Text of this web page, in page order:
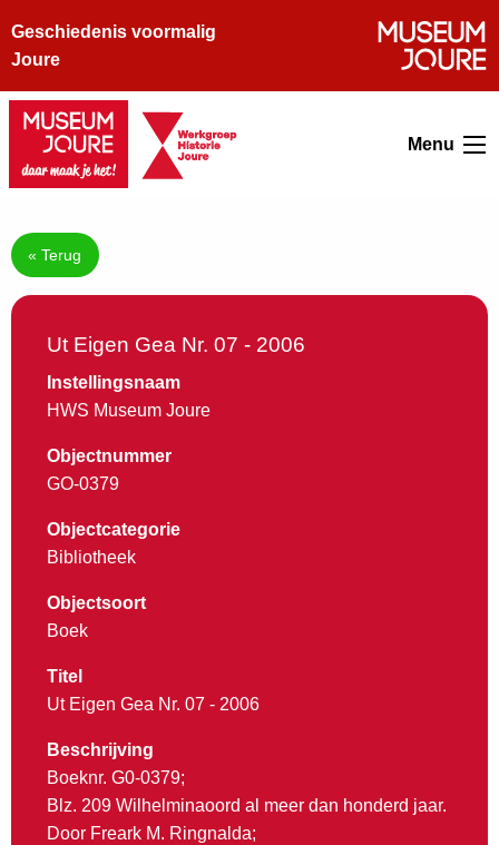
Geschiedenis voormalig
Joure
Menu
« Terug
Ut Eigen Gea Nr. 07 - 2006
Instellingsnaam
HWS Museum Joure
Objectnummer
GO-0379
Objectcategorie
Bibliotheek
Objectsoort
Boek
Titel
Ut Eigen Gea Nr. 07 - 2006
Beschrijving
Boeknr. G0-0379;
Blz. 209 Wilhelminaoord al meer dan honderd jaar.
Door Freark M. Ringnalda;